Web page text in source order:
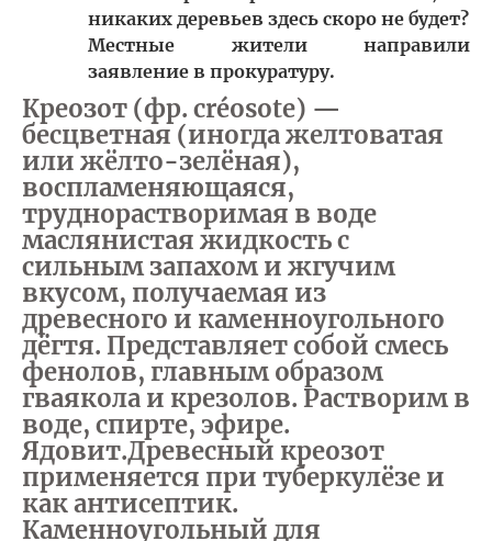
никаких деревьев здесь скоро не будет?
Местные жители направили
заявление в прокуратуру.
Креозот (фр. créosote) —
бесцветная (иногда желтоватая
или жёлто-зелёная),
воспламеняющаяся,
труднорастворимая в воде
маслянистая жидкость с
сильным запахом и жгучим
вкусом, получаемая из
древесного и каменноугольного
дёгтя. Представляет собой смесь
фенолов, главным образом
гваякола и крезолов. Растворим в
воде, спирте, эфире.
Ядовит.Древесный креозот
применяется при туберкулёзе и
как антисептик.
Каменноугольный для